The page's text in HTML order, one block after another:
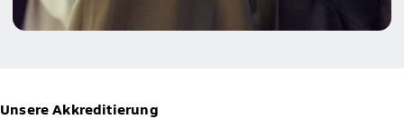
Unsere Akkreditierung